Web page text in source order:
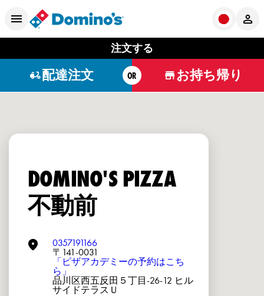
注文する
配達注文 OR お持ち帰り
DOMINO'S PIZZA
不動前
0357191166
〒141-0031
「ピザアカデミーの予約はこち
ら」
品川区西五反田５丁目-26-12 ヒル
サイドテラスＵ